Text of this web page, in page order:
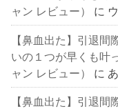
ャン レビュー）
に
【鼻血出た】引退
いの１つが早くも叶
ャン レビュー）
に
【鼻血出た】引退